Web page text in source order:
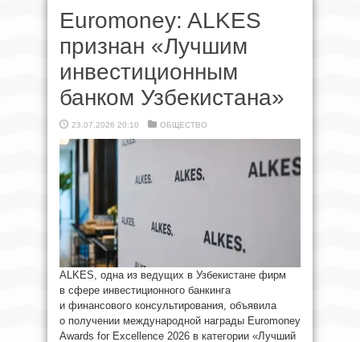
Euromoney: ALKES
признан «Лучшим
инвестиционным
банком Узбекистана»
23.07.2026 20:10 ОБЩЕСТВО
ALKES, одна из ведущих в Узбекистане фирм
в сфере инвестиционного банкинга
и финансового консультирования, объявила
о получении международной награды Euromoney
Awards for Excellence 2026 в категории «Лучший